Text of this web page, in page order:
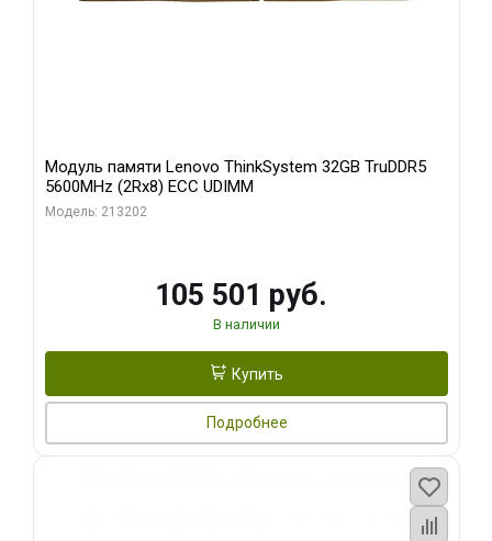
Модуль памяти Lenovo ThinkSystem 32GB TruDDR5
5600MHz (2Rx8) ECC UDIMM
Модель: 213202
105 501 руб.
В наличии
Купить
Подробнее